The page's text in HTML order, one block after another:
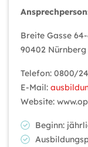
Breite Gasse
90402 Nürnberg
Telefon: 0800/
E-Mail:
Website:
Beginn: